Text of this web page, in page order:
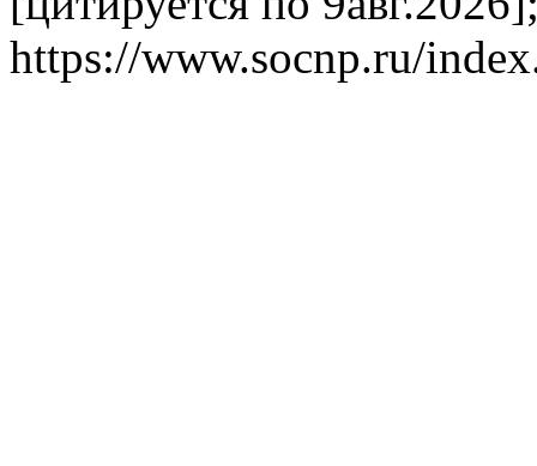
https://www.socnp.ru/